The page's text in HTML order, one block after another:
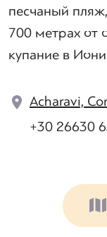
песчаный
700 метрах от
купание в
Acharavi,
+30 26630